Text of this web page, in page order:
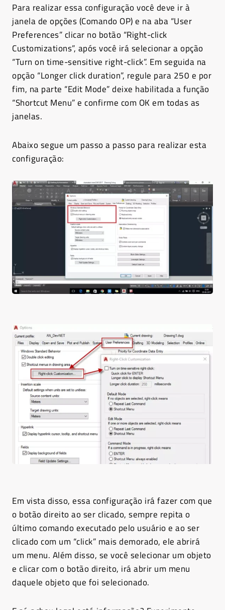
Para realizar essa configuração você deve ir à
janela de opções (Comando OP) e na aba “User
Preferences” clicar no botão “Right-click
Customizations”, após você irá selecionar a opção
“Turn on time-sensitive right-click”. Em seguida na
opção “Longer click duration”, regule para 250 e por
fim, na parte “Edit Mode” deixe habilitada a função
“Shortcut Menu” e confirme com OK em todas as
janelas.
Abaixo segue um passo a passo para realizar esta
configuração:
Em vista disso, essa configuração irá fazer com que
o botão direito ao ser clicado, sempre repita o
último comando executado pelo usuário e ao ser
clicado com um “click” mais demorado, ele abrirá
um menu. Além disso, se você selecionar um objeto
e clicar com o botão direito, irá abrir um menu
daquele objeto que foi selecionado.